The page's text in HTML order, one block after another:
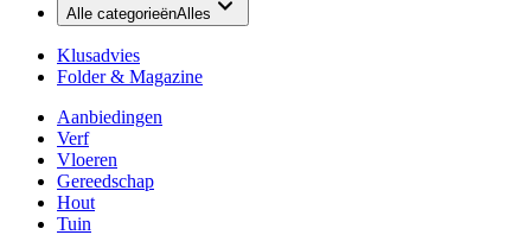
Alle categorieënAlles
Klusadvies
Folder & Magazine
Aanbiedingen
Verf
Vloeren
Gereedschap
Hout
Tuin